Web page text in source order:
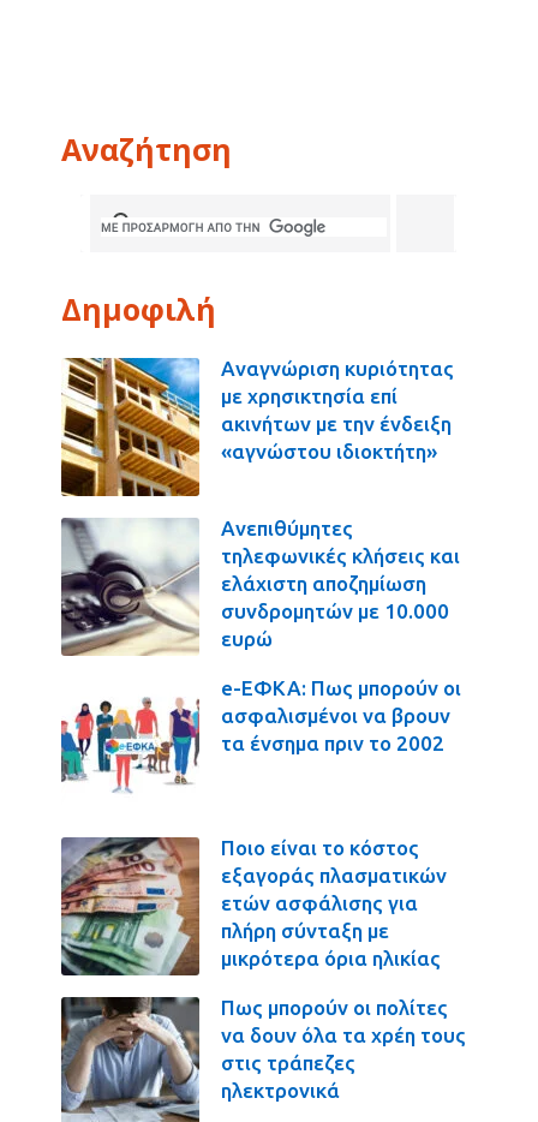
Αναζήτηση
Δημοφιλή
Αναγνώριση κυριότητας
με χρησικτησία επί
ακινήτων με την ένδειξη
«αγνώστου ιδιοκτήτη»
Ανεπιθύμητες
τηλεφωνικές κλήσεις και
ελάχιστη αποζημίωση
συνδρομητών με 10.000
ευρώ
e-ΕΦΚΑ: Πως μπορούν οι
ασφαλισμένοι να βρουν
τα ένσημα πριν το 2002
Ποιο είναι το κόστος
εξαγοράς πλασματικών
ετών ασφάλισης για
πλήρη σύνταξη με
μικρότερα όρια ηλικίας
Πως μπορούν οι πολίτες
να δουν όλα τα χρέη τους
στις τράπεζες
ηλεκτρονικά